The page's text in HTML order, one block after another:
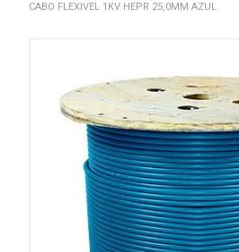
CABO FLEXIVEL 1KV HEPR 25,0MM AZUL